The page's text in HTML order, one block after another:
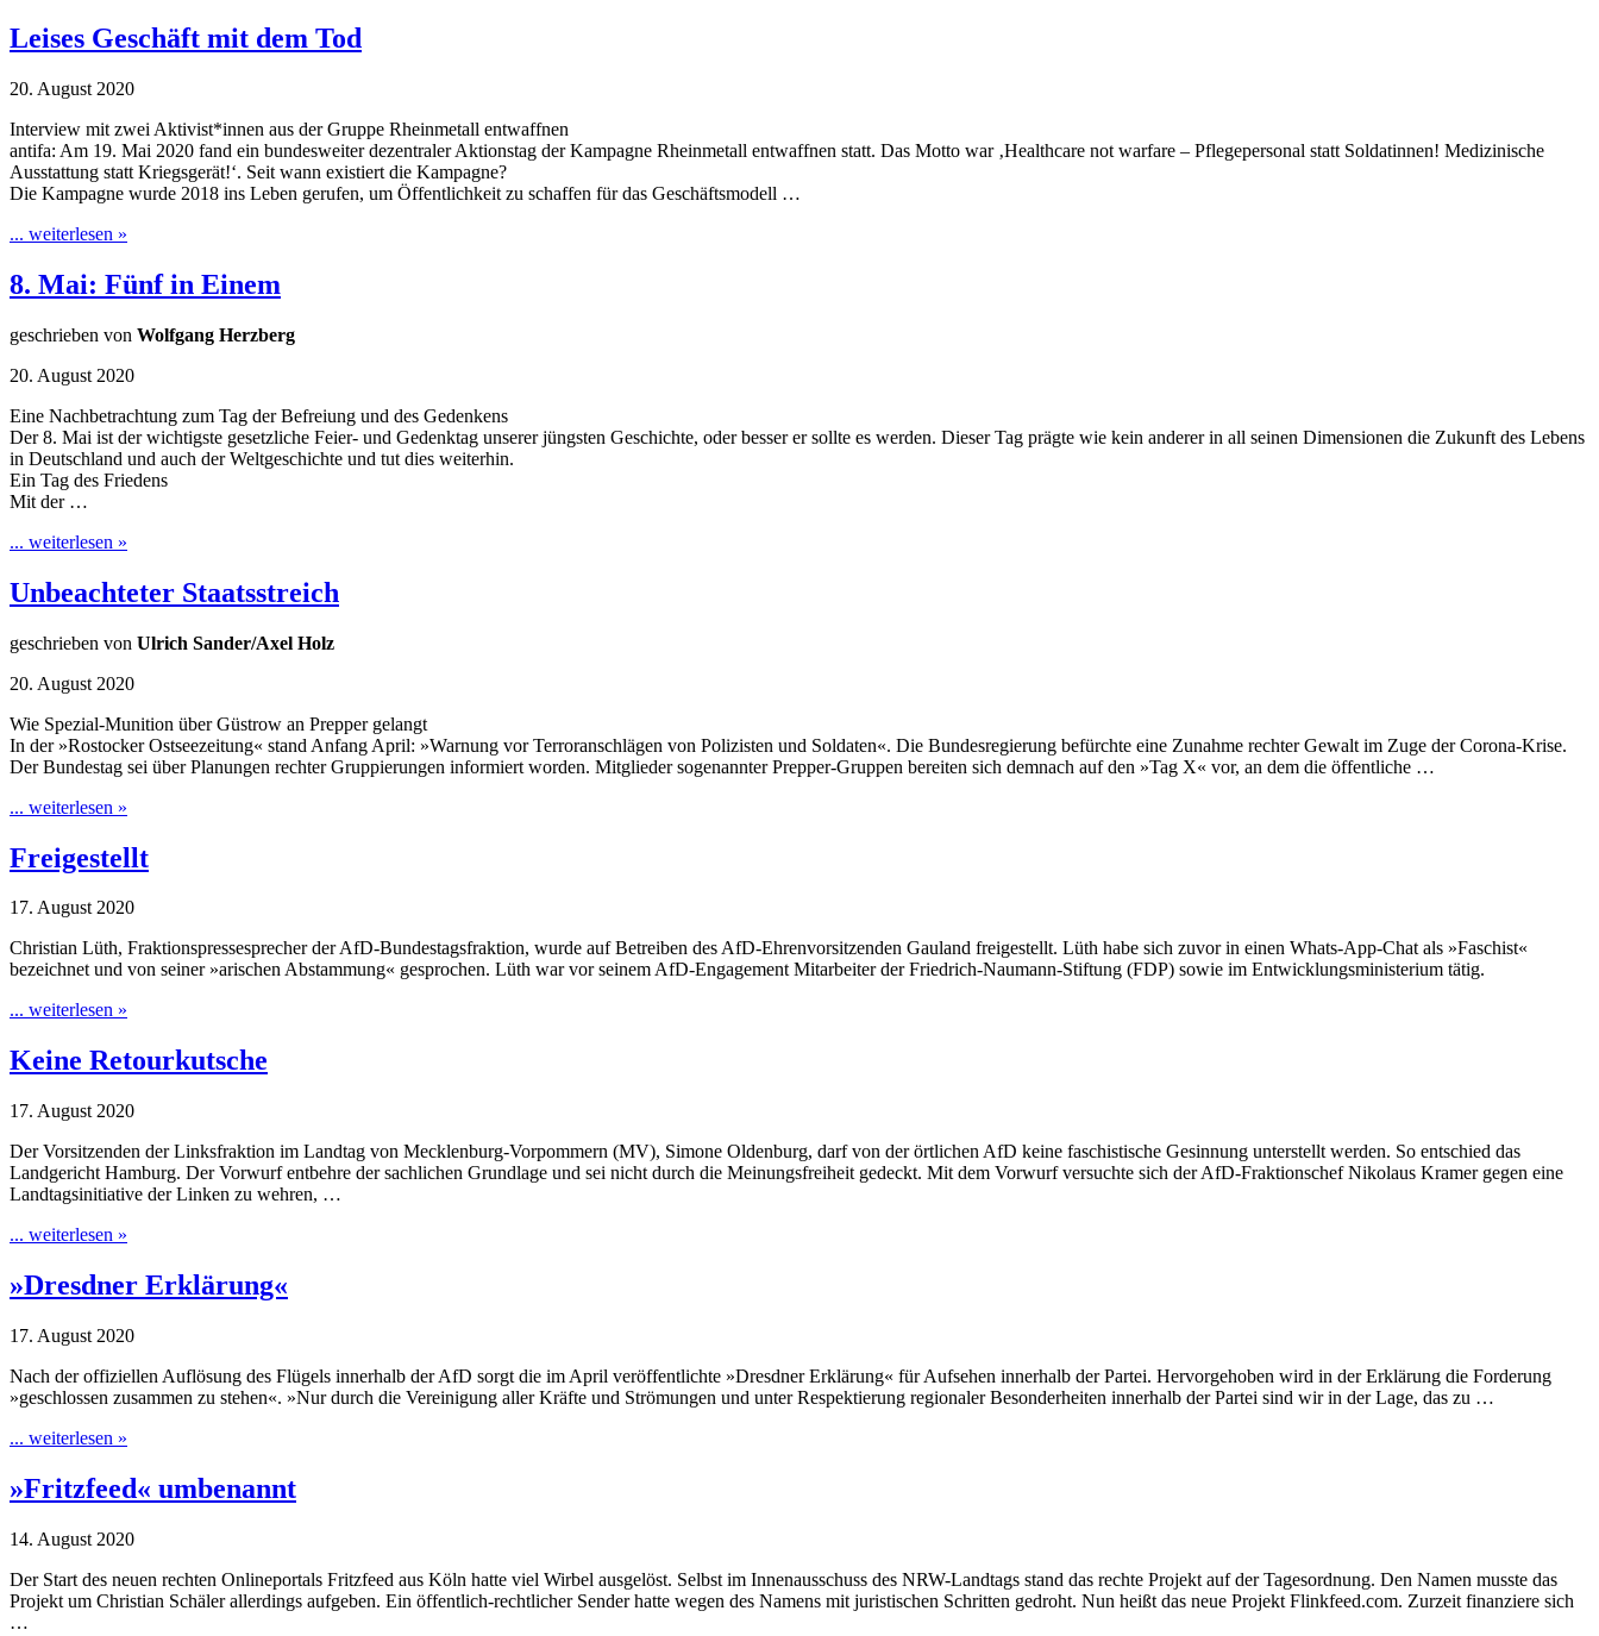
Leises Geschäft mit dem Tod
20. August 2020
Interview mit zwei Aktivist*innen aus der Gruppe Rheinmetall entwaffnen
antifa: Am 19. Mai 2020 fand ein bundesweiter dezentraler Aktionstag der Kampagne Rheinmetall entwaffnen statt. Das Motto war ‚Healthcare not warfare – Pflegepersonal statt Soldatinnen! Medizinische
Ausstattung statt Kriegsgerät!‘. Seit wann existiert die Kampagne?
Die Kampagne wurde 2018 ins Leben gerufen, um Öffentlichkeit zu schaffen für das Geschäftsmodell …
... weiterlesen »
8. Mai: Fünf in Einem
geschrieben von Wolfgang Herzberg
20. August 2020
Eine Nachbetrachtung zum Tag der Befreiung und des Gedenkens
Der 8. Mai ist der wichtigste gesetzliche Feier- und Gedenktag unserer jüngsten Geschichte, oder besser er sollte es werden. Dieser Tag prägte wie kein anderer in all seinen Dimensionen die Zukunft des Lebens
in Deutschland und auch der Weltgeschichte und tut dies weiterhin.
Ein Tag des Friedens
Mit der …
... weiterlesen »
Unbeachteter Staatsstreich
geschrieben von Ulrich Sander/Axel Holz
20. August 2020
Wie Spezial-Munition über Güstrow an Prepper gelangt
In der »Rostocker Ostseezeitung« stand Anfang April: »Warnung vor Terroranschlägen von Polizisten und Soldaten«. Die Bundesregierung befürchte eine Zunahme rechter Gewalt im Zuge der Corona-Krise.
Der Bundestag sei über Planungen rechter Gruppierungen informiert worden. Mitglieder sogenannter Prepper-Gruppen bereiten sich demnach auf den »Tag X« vor, an dem die öffentliche …
... weiterlesen »
Freigestellt
17. August 2020
Christian Lüth, Fraktionspressesprecher der AfD-Bundestagsfraktion, wurde auf Betreiben des AfD-Ehrenvorsitzenden Gauland freigestellt. Lüth habe sich zuvor in einen Whats-App-Chat als »Faschist«
bezeichnet und von seiner »arischen Abstammung« gesprochen. Lüth war vor seinem AfD-Engagement Mitarbeiter der Friedrich-Naumann-Stiftung (FDP) sowie im Entwicklungsministerium tätig.
... weiterlesen »
Keine Retourkutsche
17. August 2020
Der Vorsitzenden der Linksfraktion im Landtag von Mecklenburg-Vorpommern (MV), Simone Oldenburg, darf von der örtlichen AfD keine faschistische Gesinnung unterstellt werden. So entschied das
Landgericht Hamburg. Der Vorwurf entbehre der sachlichen Grundlage und sei nicht durch die Meinungsfreiheit gedeckt. Mit dem Vorwurf versuchte sich der AfD-Fraktionschef Nikolaus Kramer gegen eine
Landtagsinitiative der Linken zu wehren, …
... weiterlesen »
»Dresdner Erklärung«
17. August 2020
Nach der offiziellen Auflösung des Flügels innerhalb der AfD sorgt die im April veröffentlichte »Dresdner Erklärung« für Aufsehen innerhalb der Partei. Hervorgehoben wird in der Erklärung die Forderung
»geschlossen zusammen zu stehen«. »Nur durch die Vereinigung aller Kräfte und Strömungen und unter Respektierung regionaler Besonderheiten innerhalb der Partei sind wir in der Lage, das zu …
... weiterlesen »
»Fritzfeed« umbenannt
14. August 2020
Der Start des neuen rechten Onlineportals Fritzfeed aus Köln hatte viel Wirbel ausgelöst. Selbst im Innenausschuss des NRW-Landtags stand das rechte Projekt auf der Tagesordnung. Den Namen musste das
Projekt um Christian Schäler allerdings aufgeben. Ein öffentlich-rechtlicher Sender hatte wegen des Namens mit juristischen Schritten gedroht. Nun heißt das neue Projekt Flinkfeed.com. Zurzeit finanziere sich
…